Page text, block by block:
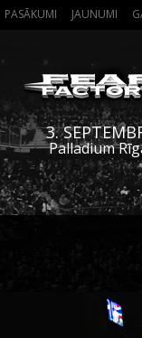
PASĀKUMI JAUNUMI
3.
Palladium